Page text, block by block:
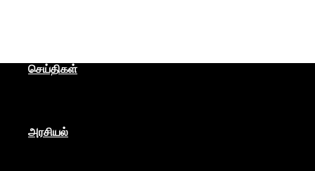
செய்திகள்
அரசியல்